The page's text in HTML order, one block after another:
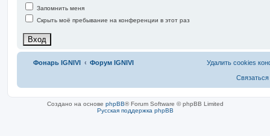
Запомнить меня
Скрыть моё пребывание на конференции в этот раз
Фонарь IGNIVI Форум IGNIVI Удалить cookies
Создано на основе phpBB® Forum Software © phpBB Limited
Русская поддержка phpBB